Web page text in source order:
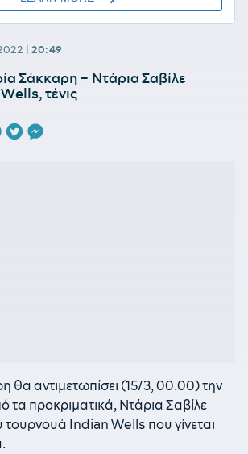
| 20:49
Σάκκαρη – Ντάρια Σαβίλε
τένις
θα αντιμετωπίσει (15/3, 00.00) την
τα προκριματικά, Ντάρια Σαβίλε
τουρνουά Indian Wells που γίνεται